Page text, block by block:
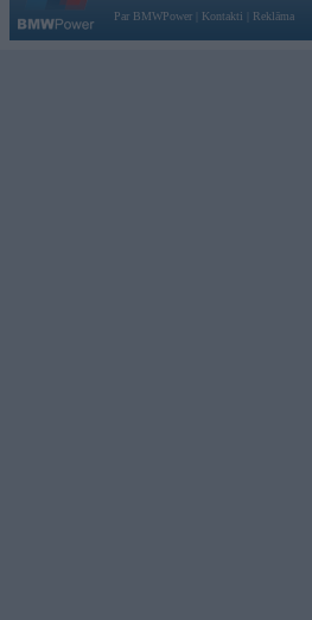
Par BMWPower
Kontakti Reklāma